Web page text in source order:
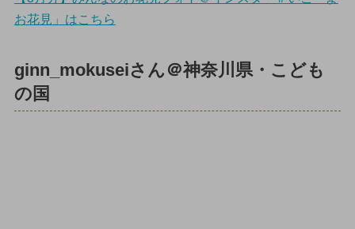
お花見」はこちら
ginn_mokuseiさん＠神奈川県・こども
の国